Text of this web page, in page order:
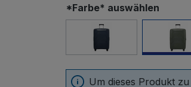
*Farbe* auswählen
Blue Nights
Um dieses Produkt